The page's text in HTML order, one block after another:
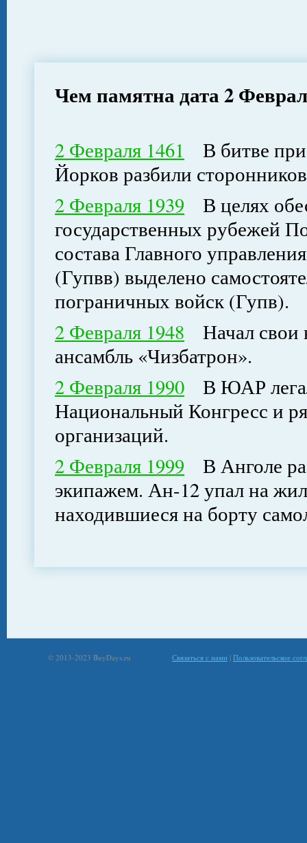
Чем памятна дата 2
2 Февраля 1461 В битве
Йорков разбили
2 Февраля 1939 В целях
государственных рубежей
состава Главного
(Гупвв) выделено
пограничных войск (Гупв).
2 Февраля 1948 Начал свои
ансамбль «Чизбатрон».
2 Февраля 1990 В ЮАР
Национальный Конгресс и
организаций.
2 Февраля 1999 В Анголе
экипажем. Ан-12 упал на
находившиеся на борту
© 2013-2023 BuyDays.ru Связаться с нами | Пользовательское